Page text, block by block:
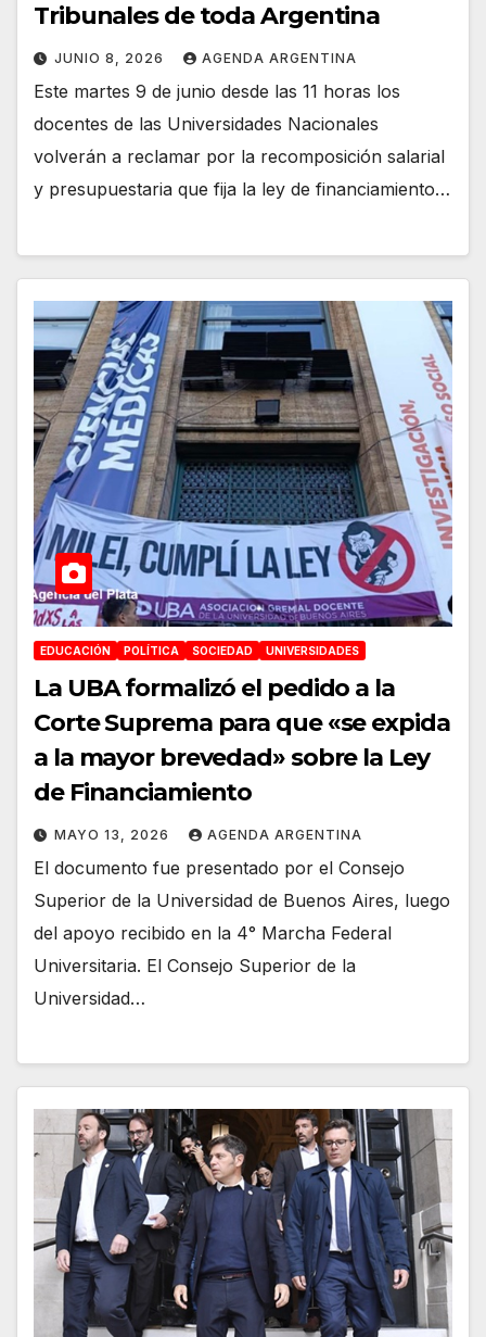
Tribunales de toda Argentina
JUNIO 8, 2026 AGENDA ARGENTINA
Este martes 9 de junio desde las 11 horas los
docentes de las Universidades Nacionales
volverán a reclamar por la recomposición salarial
y presupuestaria que fija la ley de financiamiento…
EDUCACIÓN POLÍTICA SOCIEDAD UNIVERSIDADES
La UBA formalizó el pedido a la
Corte Suprema para que «se expida
a la mayor brevedad» sobre la Ley
de Financiamiento
MAYO 13, 2026 AGENDA ARGENTINA
El documento fue presentado por el Consejo
Superior de la Universidad de Buenos Aires, luego
del apoyo recibido en la 4° Marcha Federal
Universitaria. El Consejo Superior de la
Universidad…